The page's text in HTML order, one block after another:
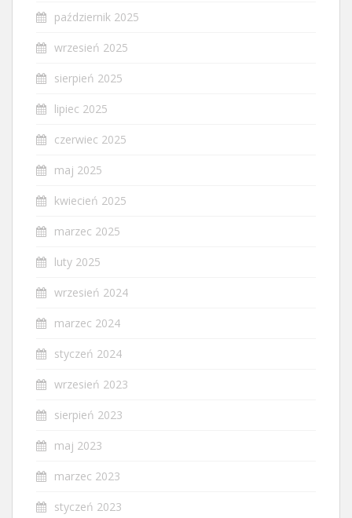
październik 2025
wrzesień 2025
sierpień 2025
lipiec 2025
czerwiec 2025
maj 2025
kwiecień 2025
marzec 2025
luty 2025
wrzesień 2024
marzec 2024
styczeń 2024
wrzesień 2023
sierpień 2023
maj 2023
marzec 2023
styczeń 2023